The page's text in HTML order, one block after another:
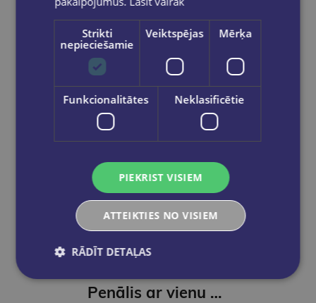
Penālis ar vienu nodalījumu, bez priekšmetiem, K-POP Demon Hunters, melns
Strikti
nepieciešamie
Veiktspējas Mērķa
Funkcionalitātes Neklasificētie
PIEKRIST VISIEM
ATTEIKTIES NO VISIEM
RĀDĪT DETAĻAS